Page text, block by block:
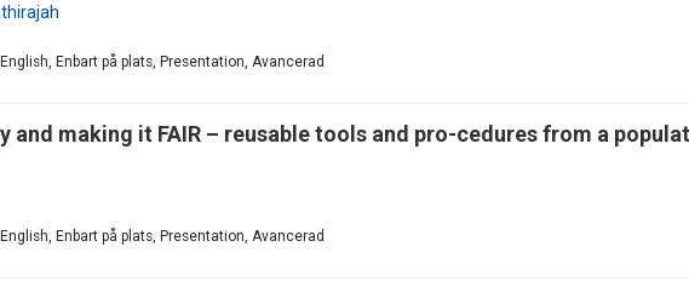
Enbart på plats, Presentation, Avancerad
making it FAIR – reusable tools and pro-cedures from a
Enbart på plats, Presentation, Avancerad